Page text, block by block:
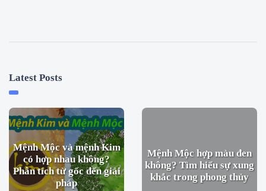
Latest Posts
Mệnh Mộc và mệnh Kim
có hợp nhau không?
Phân tích từ gốc đến giải
pháp
Mệnh Mộc hợp màu đen
không? Tìm hiểu sự xung
khắc trong phong thủy